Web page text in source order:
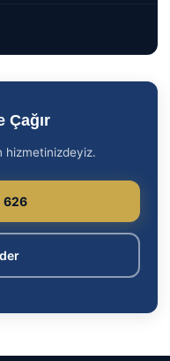
Çağır
hizmetinizdeyiz.
626